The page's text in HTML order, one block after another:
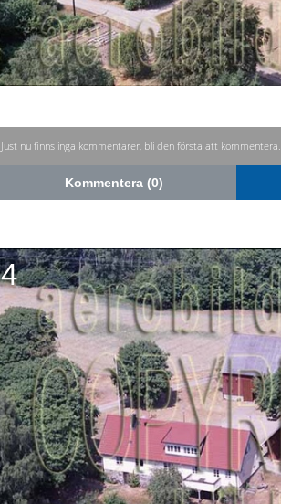
Just nu finns inga kommentarer, bli den första att kommentera.
Kommentera (0)
4